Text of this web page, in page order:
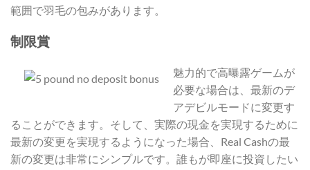
範囲で羽毛の包みがあります。
制限賞
魅力的で高曝露ゲームが
必要な場合は、最新のデ
アデビルモードに変更す
ることができます。そして、実際の現金を実現するために
最新の変更を実現するようになった場合、Real Cashの最
新の変更は非常にシンプルです。誰もが即座に投資したい